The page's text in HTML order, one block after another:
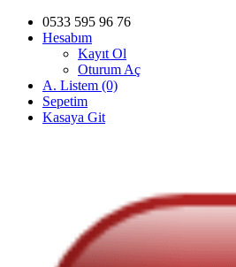
0533 595 96 76
Hesabım
Kayıt Ol
Oturum Aç
A. Listem (0)
Sepetim
Kasaya Git